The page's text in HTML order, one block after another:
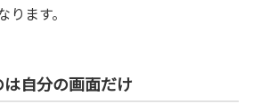
ます。
自分の画面だけ